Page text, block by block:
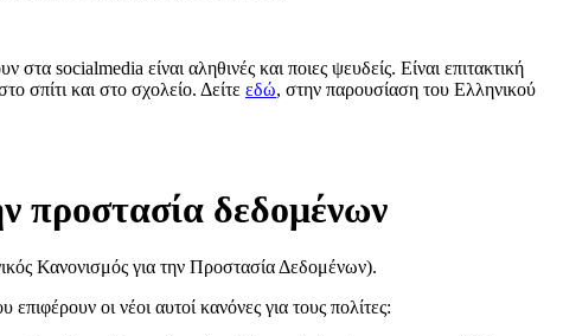
socialmedia είναι αληθινές και ποιες ψευδείς. Είναι επιτακτική
σπίτι και στο σχολείο. Δείτε εδώ, στην παρουσίαση του Ελληνικού
προστασία δεδομένων
Κανονισμός για την Προστασία Δεδομένων).
οι νέοι αυτοί κανόνες για τους πολίτες: